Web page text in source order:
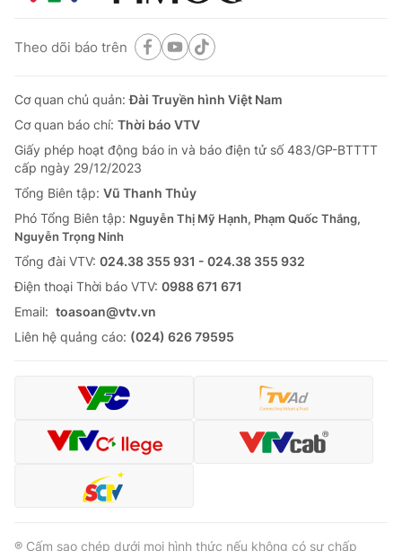
Theo dõi báo trên
Cơ quan chủ quản:Đài Truyền hình Việt Nam
Cơ quan báo chí: Thời báo VTV
Giấy phép hoạt động báo in và báo điện tử số 483/GP-BTTTT
cấp ngày 29/12/2023
Tổng Biên tập: Vũ Thanh Thủy
Phó Tổng Biên tập: Nguyễn Thị Mỹ Hạnh, Phạm Quốc Thắng,
Nguyễn Trọng Ninh
Tổng đài VTV: 024.38 355 931 - 024.38 355 932
Ðiện thoại Thời báo VTV: 0988 671 671
Email: toasoan@vtv.vn
Liên hệ quảng cáo: (024) 626 79595
® Cấm sao chép dưới mọi hình thức nếu không có sự chấp